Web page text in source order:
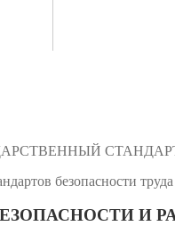
безопасности труда
И